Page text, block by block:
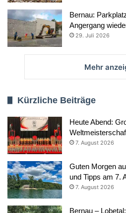
Bernau:
Angergang
29. Juli 2026
Mehr
Kürzliche Beiträge
Heute Abend:
7. August 2026
Guten Morgen
und Tipps am 7.
7. August 2026
Bernau –